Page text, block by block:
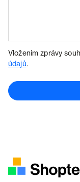
Vložením zprávy
údajů.